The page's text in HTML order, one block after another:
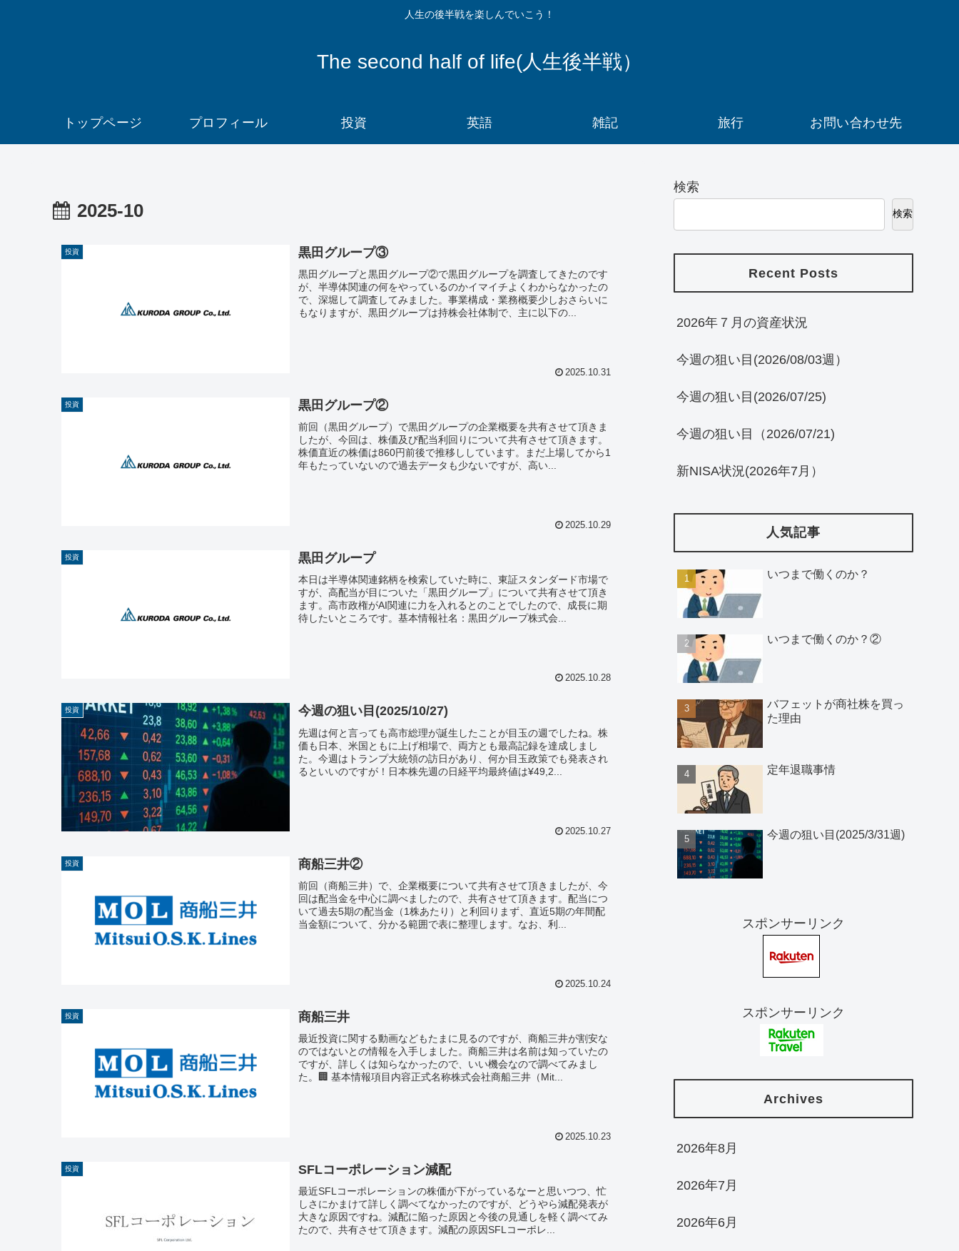
人生の後半戦を楽しんでいこう！
The second half of life(人生後半戦）
トップページ プロフィール 投資 英語 雑記 旅行 お問い合わせ先
2025-10
投資 黒田グループ③
黒田グループと黒田グループ②で黒田グループを調査してきたのです
が、半導体関連の何をやっているのかイマイチよくわからなかったの
で、深堀して調査してみました。事業構成・業務概要少しおさらいに
もなりますが、黒田グループは持株会社体制で、主に以下の...
2025.10.31
投資 黒田グループ②
前回（黒田グループ）で黒田グループの企業概要を共有させて頂きま
したが、今回は、株価及び配当利回りについて共有させて頂きます。
株価直近の株価は860円前後で推移ししています。まだ上場してから1
年もたっていないので過去データも少ないですが、高い...
2025.10.29
投資 黒田グループ
本日は半導体関連銘柄を検索していた時に、東証スタンダード市場で
すが、高配当が目についた「黒田グループ」について共有させて頂き
ます。高市政権がAI関連に力を入れるとのことでしたので、成長に期
待したいところです。基本情報社名：黒田グループ株式会...
2025.10.28
投資 今週の狙い目(2025/10/27)
先週は何と言っても高市総理が誕生したことが目玉の週でしたね。株
価も日本、米国ともに上げ相場で、両方とも最高記録を達成しまし
た。今週はトランプ大統領の訪日があり、何か目玉政策でも発表され
るといいのですが！日本株先週の日経平均最終値は¥49,2...
2025.10.27
投資 商船三井②
前回（商船三井）で、企業概要について共有させて頂きましたが、今
回は配当金を中心に調べましたので、共有させて頂きます。配当につ
いて過去5期の配当金（1株あたり）と利回りまず、直近5期の年間配
当金額について、分かる範囲で表に整理します。なお、利...
2025.10.24
投資 商船三井
最近投資に関する動画などもたまに見るのですが、商船三井が割安な
のではないとの情報を入手しました。商船三井は名前は知っていたの
ですが、詳しくは知らなかったので、いい機会なので調べてみまし
た。🏢 基本情報項目内容正式名称株式会社商船三井（Mit...
2025.10.23
投資 SFLコーポレーション減配
最近SFLコーポレーションの株価が下がっているなーと思いつつ、忙
しさにかまけて詳しく調べてなかったのですが、どうやら減配発表が
大きな原因ですね。減配に陥った原因と今後の見通しを軽く調べてみ
たので、共有させて頂きます。減配の原因SFLコーポレ...
検索
検索
Recent Posts
2026年７月の資産状況
今週の狙い目(2026/08/03週）
今週の狙い目(2026/07/25)
今週の狙い目（2026/07/21)
新NISA状況(2026年7月）
人気記事
いつまで働くのか？
いつまで働くのか？②
バフェットが商社株を買っ
た理由
定年退職事情
今週の狙い目(2025/3/31週)
スポンサーリンク
スポンサーリンク
Archives
2026年8月
2026年7月
2026年6月